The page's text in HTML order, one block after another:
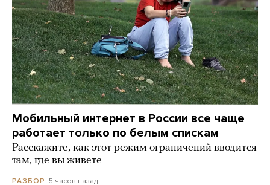
Мобильный интернет в России все чаще
работает только по белым спискам
Расскажите, как этот режим ограничений вводится
там, где вы живете
РАЗБОР 5 часов назад